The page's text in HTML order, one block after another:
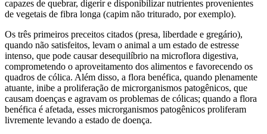
capazes de quebrar, digerir e disponibilizar nutrientes provenientes
de vegetais de fibra longa (capim não triturado, por exemplo).
Os três primeiros preceitos citados (presa, liberdade e gregário),
quando não satisfeitos, levam o animal a um estado de estresse
intenso, que pode causar desequilíbrio na microflora digestiva,
comprometendo o aproveitamento dos alimentos e favorecendo os
quadros de cólica. Além disso, a flora benéfica, quando plenamente
atuante, inibe a proliferação de microrganismos patogênicos, que
causam doenças e agravam os problemas de cólicas; quando a flora
benéfica é afetada, esses microrganismos patogênicos proliferam
livremente levando a estado de doença.